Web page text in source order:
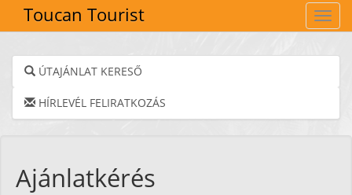
Toucan Tourist
ÚTAJÁNLAT KERESŐ
HÍRLEVÉL FELIRATKOZÁS
Ajánlatkérés